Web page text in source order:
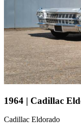
1964 | Cadillac
Cadillac Eldorado